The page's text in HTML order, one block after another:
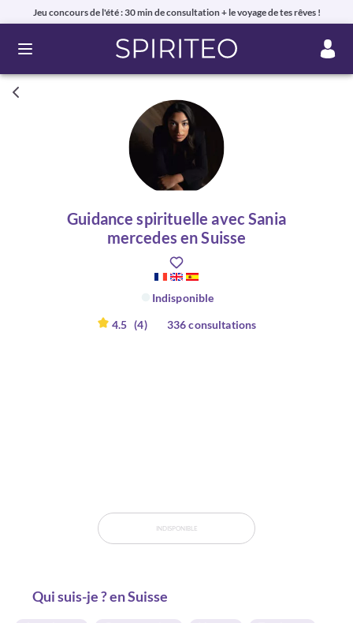
Jeu concours de l'été : 30 min de consultation + le voyage de tes rêves !
Ouvrir le menu
Guidance spirituelle avec Sania
mercedes en Suisse
Indisponible
4.5 (4) 336 consultations
INDISPONIBLE
Qui suis-je ? en Suisse